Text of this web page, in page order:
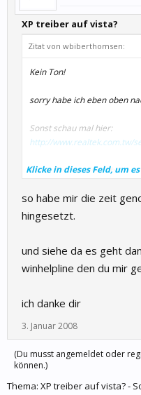
XP treiber auf vista?
Zitat von wbiberthomsen:
Kein Ton!
sorry habe ich eben oben
Sonst schau mal hier:
http://www.realtek.com.tw/
Einen Treiber gibts über
Dich
aber erst anmelden zum
Klicke in dieses Feld, um
so habe mir die zeit
hingesetzt.
und siehe da es geht
winhelpline den du mir
ich danke dir
3. Januar 2008
(Du musst angemeldet oder
können.)
Thema: XP treiber auf vista? -